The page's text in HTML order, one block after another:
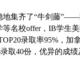
地集齐了“牛剑藤
名校offer，IB学生
录取率95%，加
取40份，优异的成绩